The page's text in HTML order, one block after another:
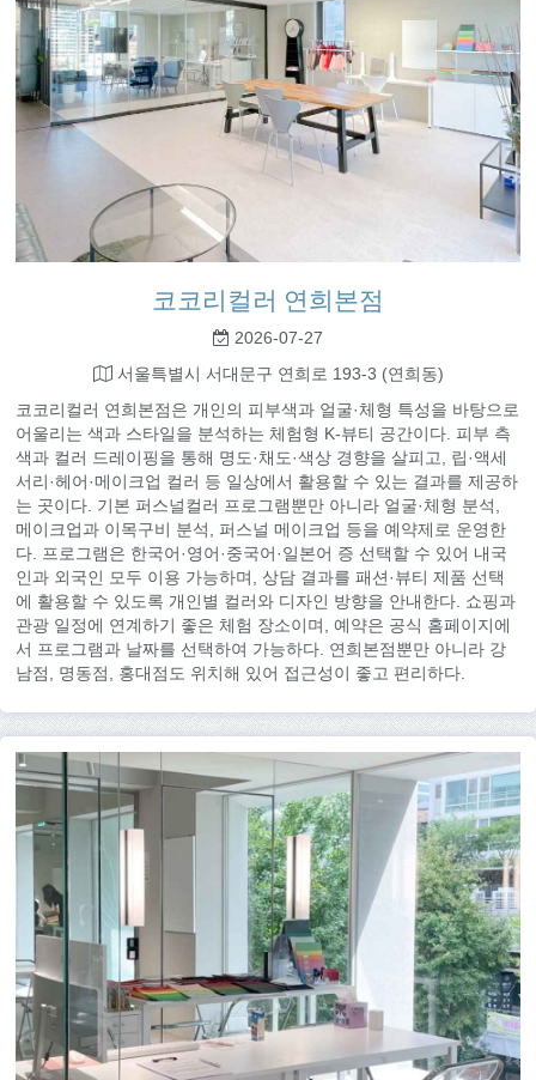
코코리컬러 연희본점
2026-07-27
서울특별시 서대문구 연희로 193-3 (연희동)
코코리컬러 연희본점은 개인의 피부색과 얼굴·체형 특성을 바탕으로
어울리는 색과 스타일을 분석하는 체험형 K-뷰티 공간이다. 피부 측
색과 컬러 드레이핑을 통해 명도·채도·색상 경향을 살피고, 립·액세
서리·헤어·메이크업 컬러 등 일상에서 활용할 수 있는 결과를 제공하
는 곳이다. 기본 퍼스널컬러 프로그램뿐만 아니라 얼굴·체형 분석,
메이크업과 이목구비 분석, 퍼스널 메이크업 등을 예약제로 운영한
다. 프로그램은 한국어·영어·중국어·일본어 증 선택할 수 있어 내국
인과 외국인 모두 이용 가능하며, 상담 결과를 패션·뷰티 제품 선택
에 활용할 수 있도록 개인별 컬러와 디자인 방향을 안내한다. 쇼핑과
관광 일정에 연계하기 좋은 체험 장소이며, 예약은 공식 홈페이지에
서 프로그램과 날짜를 선택하여 가능하다. 연희본점뿐만 아니라 강
남점, 명동점, 홍대점도 위치해 있어 접근성이 좋고 편리하다.